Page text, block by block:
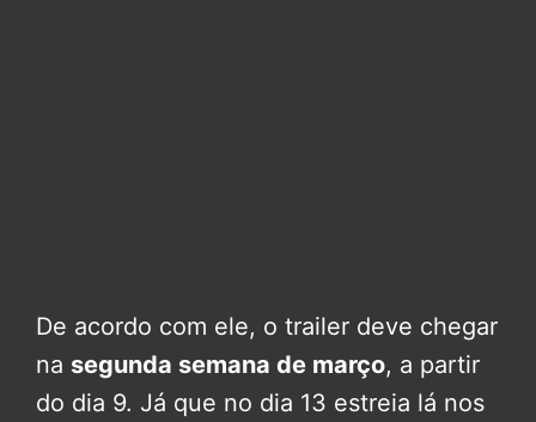
De acordo com ele, o trailer deve chegar
na segunda semana de março, a partir
do dia 9. Já que no dia 13 estreia lá nos